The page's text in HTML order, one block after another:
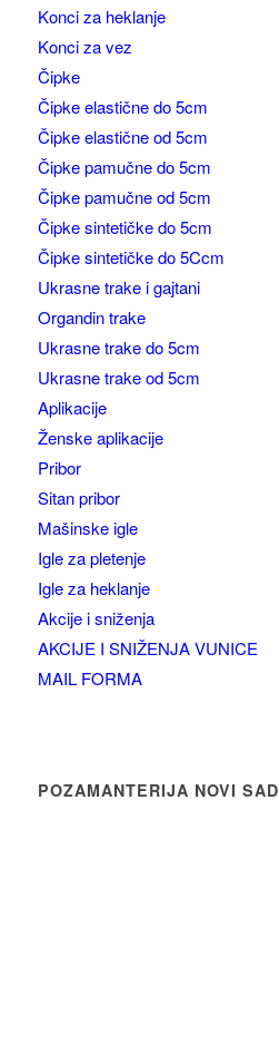
Konci za heklanje
Konci za vez
Čipke
Čipke elastične do 5cm
Čipke elastične od 5cm
Čipke pamučne do 5cm
Čipke pamučne od 5cm
Čipke sintetičke do 5cm
Čipke sintetičke do 5Ccm
Ukrasne trake i gajtani
Organdin trake
Ukrasne trake do 5cm
Ukrasne trake od 5cm
Aplikacije
Ženske aplikacije
Pribor
Sitan pribor
Mašinske igle
Igle za pletenje
Igle za heklanje
Akcije i sniženja
AKCIJE I SNIŽENJA VUNICE
MAIL FORMA
POZAMANTERIJA NOVI SAD